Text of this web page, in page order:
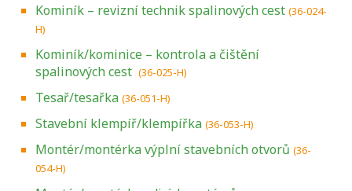
Kominík – revizní technik spalinových cest (36-024-
H)
Kominík/kominice – kontrola a čištění
spalinových cest (36-025-H)
Tesař/tesařka (36-051-H)
Stavební klempíř/klempířka (36-053-H)
Montér/montérka výplní stavebních otvorů (36-
054-H)